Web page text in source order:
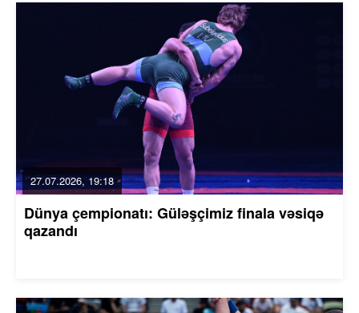
27.07.2026, 19:18
Dünya çempionatı: Güləşçimiz finala vəsiqə
qazandı